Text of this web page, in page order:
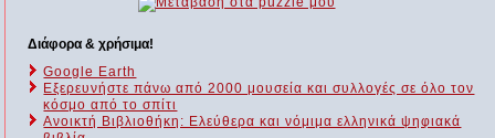
Διάφορα & χρήσιμα!
Google Earth
Εξερευνήστε πάνω από 2000 μουσεία και συλλογές σε όλο τον
κόσμο από το σπίτι
Ανοικτή Βιβλιοθήκη: Ελεύθερα και νόμιμα ελληνικά ψηφιακά